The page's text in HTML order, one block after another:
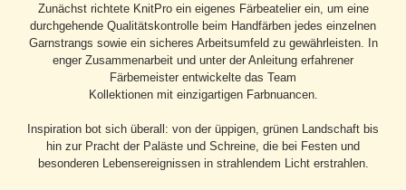
Zunächst richtete KnitPro ein eigenes Färbeatelier ein, um eine
durchgehende Qualitätskontrolle beim Handfärben jedes einzelnen
Garnstrangs sowie ein sicheres Arbeitsumfeld zu gewährleisten. In
enger Zusammenarbeit und unter der Anleitung erfahrener
Färbemeister entwickelte das Team
Kollektionen mit einzigartigen Farbnuancen.
Inspiration bot sich überall: von der üppigen, grünen Landschaft bis
hin zur Pracht der Paläste und Schreine, die bei Festen und
besonderen Lebensereignissen in strahlendem Licht erstrahlen.